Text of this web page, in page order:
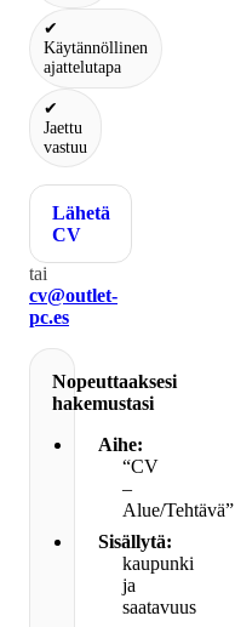
✔
Käytännöllinen
ajattelutapa
✔
Jaettu
vastuu
Lähetä
CV
tai
cv@outlet-
pc.es
Nopeuttaaksesi
hakemustasi
Aihe:
“CV
–
Alue/Tehtävä”
Sisällytä:
kaupunki
ja
saatavuus